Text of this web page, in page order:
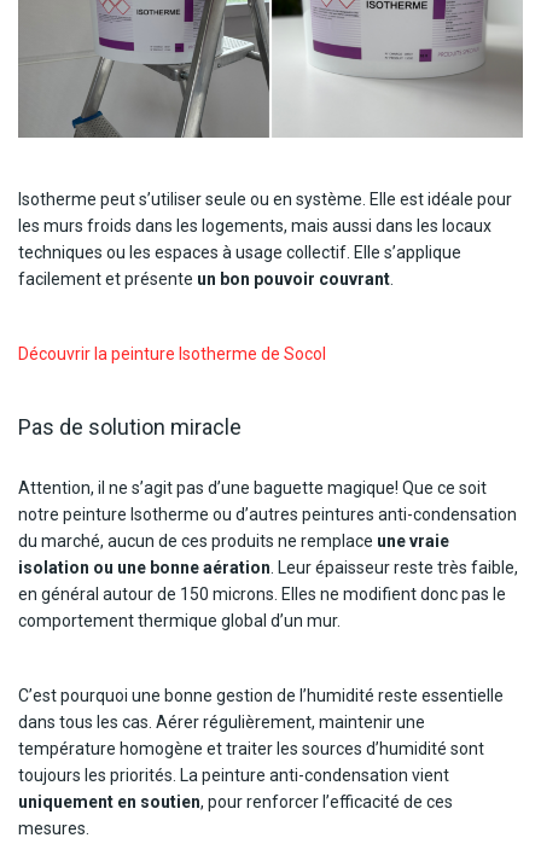
Isotherme peut s’utiliser seule ou en système. Elle est idéale pour
les murs froids dans les logements, mais aussi dans les locaux
techniques ou les espaces à usage collectif. Elle s’applique
facilement et présente un bon pouvoir couvrant.
Découvrir la peinture Isotherme de Socol
Pas de solution miracle
Attention, il ne s’agit pas d’une baguette magique! Que ce soit
notre peinture Isotherme ou d’autres peintures anti-condensation
du marché, aucun de ces produits ne remplace une vraie
isolation ou une bonne aération. Leur épaisseur reste très faible,
en général autour de 150 microns. Elles ne modifient donc pas le
comportement thermique global d’un mur.
C’est pourquoi une bonne gestion de l’humidité reste essentielle
dans tous les cas. Aérer régulièrement, maintenir une
température homogène et traiter les sources d’humidité sont
toujours les priorités. La peinture anti-condensation vient
uniquement en soutien, pour renforcer l’efficacité de ces
mesures.